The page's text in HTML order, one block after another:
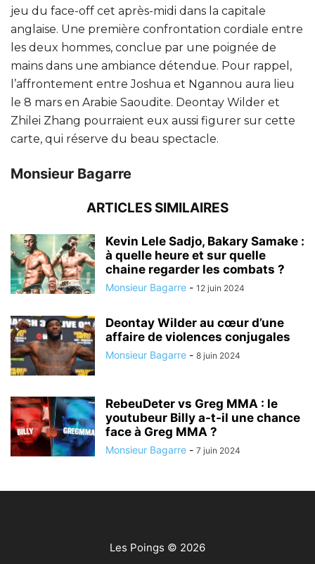
jeu du face-off cet après-midi dans la capitale
anglaise. Une première confrontation cordiale entre
les deux hommes, conclue par une poignée de
mains dans une ambiance détendue. Pour rappel,
l’affrontement entre Joshua et Ngannou aura lieu
le 8 mars en Arabie Saoudite. Deontay Wilder et
Zhilei Zhang pourraient eux aussi figurer sur cette
carte, qui réserve du beau spectacle.
Monsieur Bagarre
ARTICLES SIMILAIRES
Kevin Lele Sadjo, Bakary Samake :
à quelle heure et sur quelle
chaine regarder les combats ?
Monsieur Bagarre - 12 juin 2024
Deontay Wilder au cœur d’une
affaire de violences conjugales
Monsieur Bagarre - 8 juin 2024
RebeuDeter vs Greg MMA : le
youtubeur Billy a-t-il une chance
face à Greg MMA ?
Monsieur Bagarre - 7 juin 2024
Les Poings © 2026